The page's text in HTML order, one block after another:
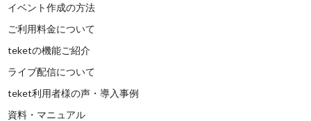
イベント作成の方法
ご利用料金について
teketの機能ご紹介
ライブ配信について
teket利用者様の声・導入事例
資料・マニュアル